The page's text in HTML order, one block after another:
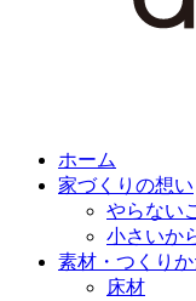
ホーム
家づくりの想い
やらない
小さいか
素材・つくりか
床材